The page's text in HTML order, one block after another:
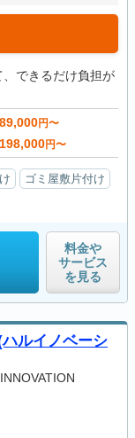
、できるだけ負担が
89,000円〜
198,000円〜
ゴミ屋敷片付け
料金や
サービス
を見る
ルイノベーシ